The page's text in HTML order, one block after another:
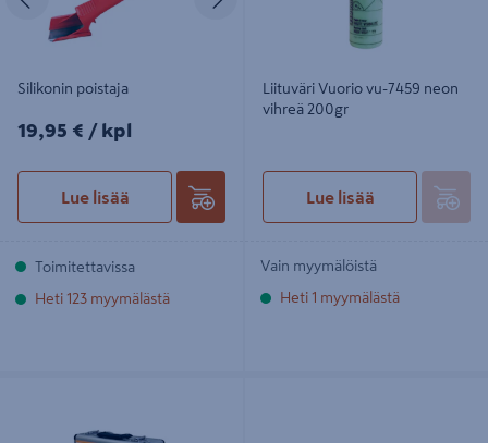
Silikonin poistaja
19,95€/kpl
19,95 € / kpl
Lue lisää
Toimitettavissa
Heti 123 myymälästä
Liituväri Vuorio vu-7459 neon
vihreä 200gr
Lue lisää
Vain myymälöistä
Heti 1 myymälästä